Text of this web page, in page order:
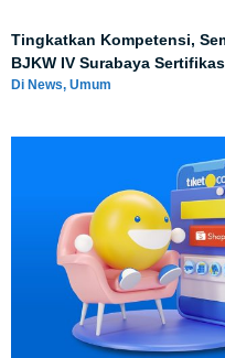
Tingkatkan Kompetensi,
BJKW IV Surabaya
Di News, Umum